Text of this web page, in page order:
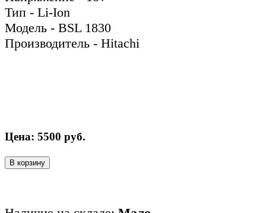
Тип - Li-Ion
Модель - BSL 1830
Производитель - Hitachi
Цена: 5500 руб.
В корзину